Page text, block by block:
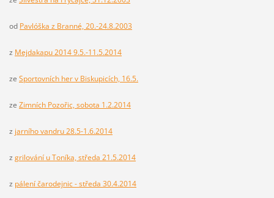
od Pavlóška z Branné, 20.-24.8.2003
z Mejdakapu 2014 9.5.-11.5.2014
ze Sportovních her v Biskupicích, 16.5.
ze Zimních Pozořic, sobota 1.2.2014
z jarního vandru 28.5-1.6.2014
z grilování u Toníka, středa 21.5.2014
z pálení čarodejnic - středa 30.4.2014